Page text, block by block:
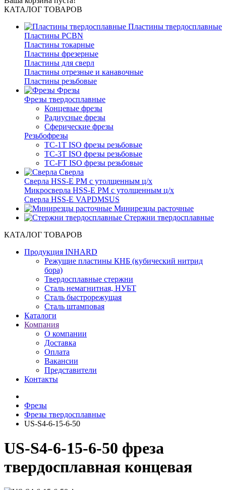
КАТАЛОГ ТОВАРОВ
Пластины твердосплавные
Пластины PCBN
Пластины токарные
Пластины фрезерные
Пластины для сверл
Пластины отрезные и канавочные
Пластины резьбовые
Фрезы
Фрезы твердосплавные
Концевые фрезы
Радиусные фрезы
Сферические фрезы
Резьбофрезы
TC-1T ISO фрезы резьбовые
TC-3T ISO фрезы резьбовые
TC-FT ISO фрезы резьбовые
Сверла
Cверла HSS-E PM c утолщенным ц/х
Микросверла HSS-E PM c утолщенным ц/х
Сверла HSS-E VAPDMSUS
Минирезцы расточные
Cтержни твердосплавные
КАТАЛОГ ТОВАРОВ
Продукция INHARD
Режущие пластины КНБ (кубический нитрид
бора)
Твердосплавные стержни
Сталь немагнитная, НУБТ
Сталь быстрорежущая
Сталь штамповая
Каталоги
Компания
О компании
Доставка
Оплата
Вакансии
Представители
Контакты
Фрезы
Фрезы твердосплавные
US-S4-6-15-6-50
US-S4-6-15-6-50 фреза
твердосплавная концевая